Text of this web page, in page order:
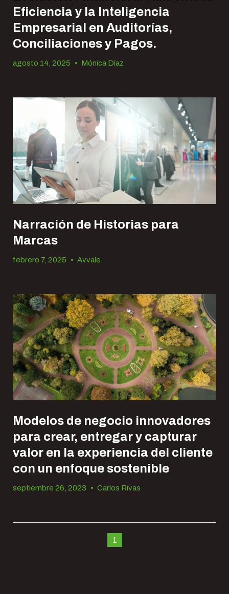
Eficiencia y la Inteligencia
Empresarial en Auditorías,
Conciliaciones y Pagos.
agosto 14, 2025 • Mónica Díaz
Narración de Historias para
Marcas
febrero 7, 2025 • Avvale
Modelos de negocio innovadores
para crear, entregar y capturar
valor en la experiencia del cliente
con un enfoque sostenible
septiembre 26, 2023 • Carlos Rivas
1